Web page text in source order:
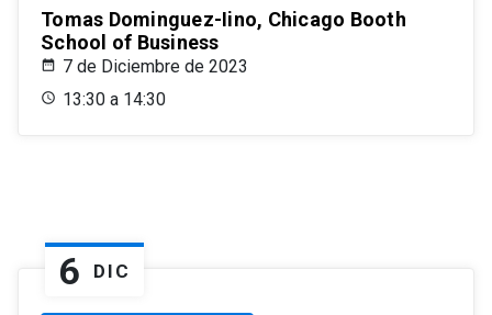
Tomas Dominguez-Iino, Chicago Booth
School of Business
7 de Diciembre de 2023
13:30 a 14:30
6 DIC